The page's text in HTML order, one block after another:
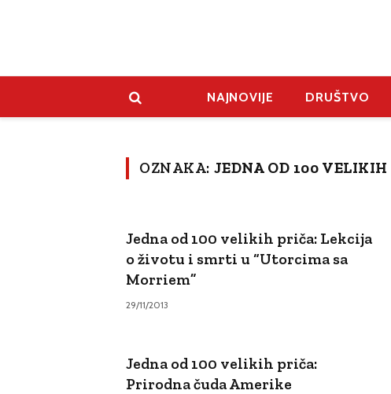
NAJNOVIJE DRUŠTVO
OZNAKA: JEDNA OD 100
Jedna od 100 velikih priča: Lekcija
o životu i smrti u “Utorcima sa
Morriem”
29/11/2013
Jedna od 100 velikih priča:
Prirodna čuda Amerike